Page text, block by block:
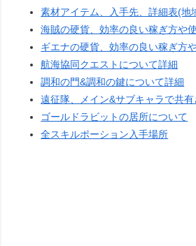
素材アイテム、入手先、詳細表(地
海賊の硬貨、効率の良い稼ぎ方や
ギエナの硬貨、効率の良い稼ぎ方
航海協同クエストについて詳細
調和の門&調和の鍵について詳細
遠征隊、メイン&サブキャラで共
ゴールドラビットの居所について
全スキルポーション入手場所